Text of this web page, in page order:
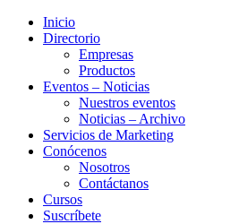
Inicio
Directorio
Empresas
Productos
Eventos – Noticias
Nuestros eventos
Noticias – Archivo
Servicios de Marketing
Conócenos
Nosotros
Contáctanos
Cursos
Suscríbete